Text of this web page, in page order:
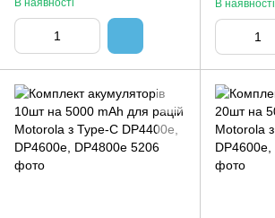
В наявності В наявності